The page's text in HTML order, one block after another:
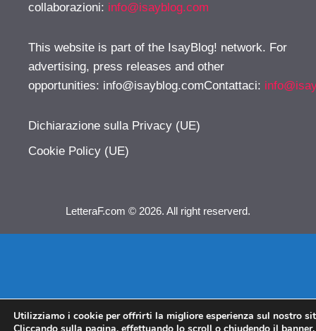
collaborazioni: info@isayblog.com
This website is part of the IsayBlog! network. For
advertising, press releases and other
opportunities: info@isayblog.comContattaci:
Dichiarazione sulla Privacy (UE)
Cookie Policy (UE)
LetteraF.com © 2026. All right reserverd.
Utilizziamo i cookie per offrirti la migliore esperienza sul nostro